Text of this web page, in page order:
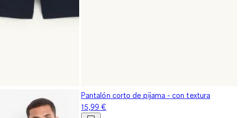
Pantalón corto de pijama - con textura
15,99 €